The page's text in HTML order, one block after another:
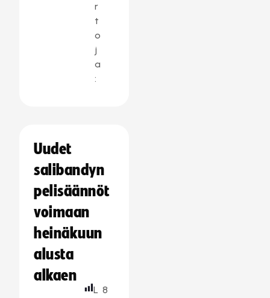
r
t
o
j
a
:
Uudet
salibandyn
pelisäännöt
voimaan
heinäkuun
alusta
alkaen
L 8